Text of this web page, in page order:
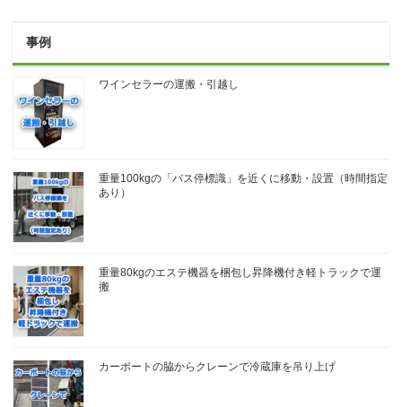
事例
ワインセラーの運搬・引越し
重量100kgの「バス停標識」を近くに移動・設置（時間指定
あり）
重量80kgのエステ機器を梱包し昇降機付き軽トラックで運
搬
カーポートの脇からクレーンで冷蔵庫を吊り上げ